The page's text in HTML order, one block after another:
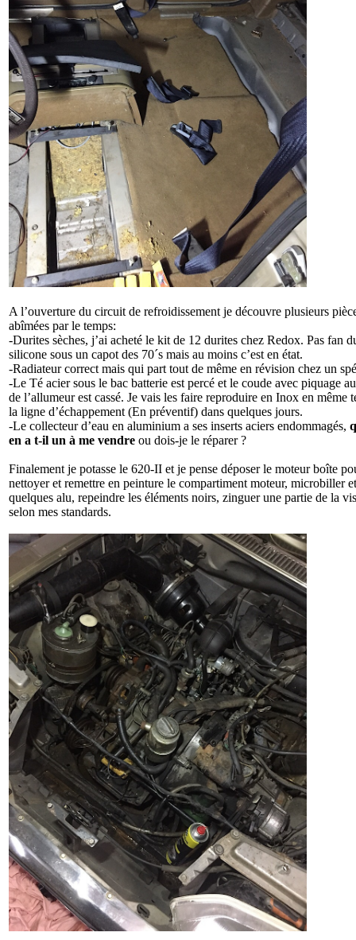
A l’ouverture du circuit de refroidissement je découvre plusieurs
abîmées par le temps:
-Durites sèches, j’ai acheté le kit de 12 durites chez Redox. Pas fan
silicone sous un capot des 70´s mais au moins c’est en état.
-Radiateur correct mais qui part tout de même en révision chez un
-Le Té acier sous le bac batterie est percé et le coude avec piquage
de l’allumeur est cassé. Je vais les faire reproduire en Inox en même
la ligne d’échappement (En préventif) dans quelques jours.
-Le collecteur d’eau en aluminium a ses inserts aciers endommagés,
en a t-il un à me vendre ou dois-je le réparer ?
Finalement je potasse le 620-II et je pense déposer le moteur boîte
nettoyer et remettre en peinture le compartiment moteur, microbiller
quelques alu, repeindre les éléments noirs, zinguer une partie de la
selon mes standards.